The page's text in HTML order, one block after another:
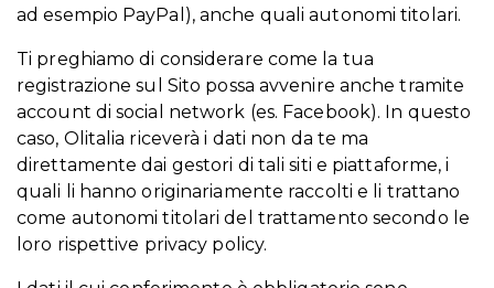
ad esempio PayPal), anche quali autonomi titolari.
Ti preghiamo di considerare come la tua
registrazione sul Sito possa avvenire anche tramite
account di social network (es. Facebook). In questo
caso, Olitalia riceverà i dati non da te ma
direttamente dai gestori di tali siti e piattaforme, i
quali li hanno originariamente raccolti e li trattano
come autonomi titolari del trattamento secondo le
loro rispettive privacy policy.